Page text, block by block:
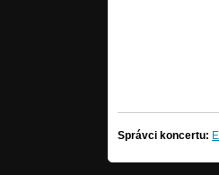
Správci koncertu: